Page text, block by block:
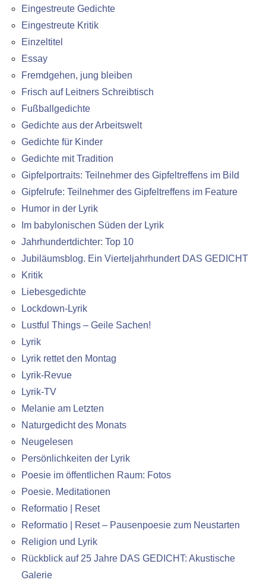
Eingestreute Gedichte
Eingestreute Kritik
Einzeltitel
Essay
Fremdgehen, jung bleiben
Frisch auf Leitners Schreibtisch
Fußballgedichte
Gedichte aus der Arbeitswelt
Gedichte für Kinder
Gedichte mit Tradition
Gipfelportraits: Teilnehmer des Gipfeltreffens im Bild
Gipfelrufe: Teilnehmer des Gipfeltreffens im Feature
Humor in der Lyrik
Im babylonischen Süden der Lyrik
Jahrhundertdichter: Top 10
Jubiläumsblog. Ein Vierteljahrhundert DAS GEDICHT
Kritik
Liebesgedichte
Lockdown-Lyrik
Lustful Things – Geile Sachen!
Lyrik
Lyrik rettet den Montag
Lyrik-Revue
Lyrik-TV
Melanie am Letzten
Naturgedicht des Monats
Neugelesen
Persönlichkeiten der Lyrik
Poesie im öffentlichen Raum: Fotos
Poesie. Meditationen
Reformatio | Reset
Reformatio | Reset – Pausenpoesie zum Neustarten
Religion und Lyrik
Rückblick auf 25 Jahre DAS GEDICHT: Akustische
Galerie